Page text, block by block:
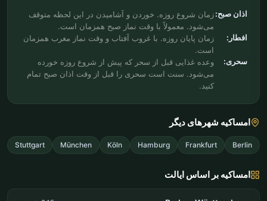
اذان صبح:زمان شروع روزه. خوردن و آشامیدن در این لحظه متوقف
می‌شود. معمولاً با وقت نماز صبح همزمان است.
افطار:
زمان پایان روزه. با غروب آفتاب و وقت نماز مغرب همزمان
است.
سحری:
وعده غذایی قبل از سحر که پیش از شروع روزه خورده
می‌شود. سنت است سحری را قبل از وقت اذان صبح تمام
کنید.
امساکیه شهرهای دیگر
Berlin
Frankfurt
Hamburg
Köln
München
Stuttgart
امساکیه بر اساس ایالت